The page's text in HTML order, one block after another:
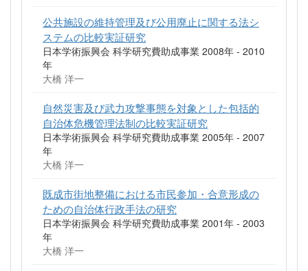
公共施設の維持管理及び公用廃止に関する法シ
ステムの比較実証研究
日本学術振興会 科学研究費助成事業 2008年 - 2010
年
大橋 洋一
自然災害及び武力攻撃事態を対象とした包括的
自治体危機管理法制の比較実証研究
日本学術振興会 科学研究費助成事業 2005年 - 2007
年
大橋 洋一
既成市街地整備における市民参加・合意形成の
ための自治体行政手法の研究
日本学術振興会 科学研究費助成事業 2001年 - 2003
年
大橋 洋一